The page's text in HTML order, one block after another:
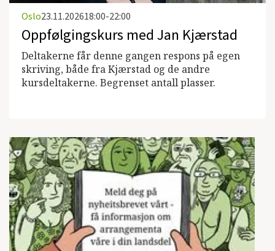
Oslo23.11.202618:00-22:00
Oppfølgingskurs med Jan Kjærstad
Deltakerne får denne gangen respons på egen
skriving, både fra Kjærstad og de andre
kursdeltakerne. Begrenset antall plasser.